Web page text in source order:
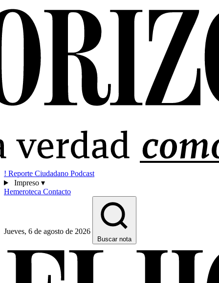
! Reporte Ciudadano Podcast
Impreso ▾
Hemeroteca Contacto
Jueves, 6 de agosto de 2026
Buscar nota